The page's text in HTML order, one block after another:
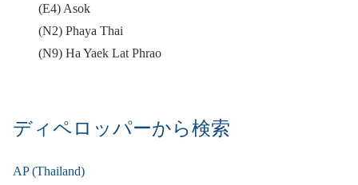
(E4) Asok
(N2) Phaya Thai
(N9) Ha Yaek Lat Phrao
ディペロッパーから検索
AP (Thailand)